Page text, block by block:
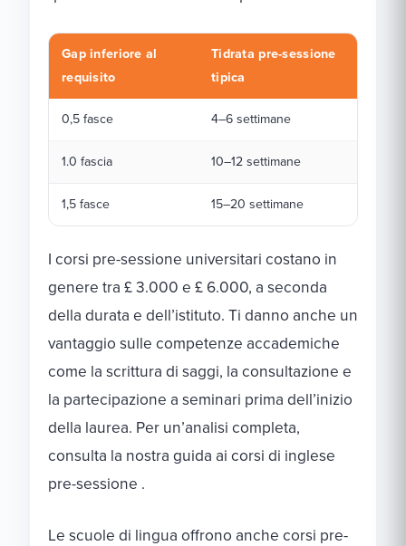
Gap inferiore al
requisito
Tidrata pre-sessione
tipica
0,5 fasce 4–6 settimane
1.0 fascia 10–12 settimane
1,5 fasce 15–20 settimane
I corsi pre-sessione universitari costano in
genere tra £ 3.000 e £ 6.000, a seconda
della durata e dell’istituto. Ti danno anche un
vantaggio sulle competenze accademiche
come la scrittura di saggi, la consultazione e
la partecipazione a seminari prima dell’inizio
della laurea. Per un’analisi completa,
consulta la nostra guida ai corsi di inglese
pre-sessione .
Le scuole di lingua offrono anche corsi pre-